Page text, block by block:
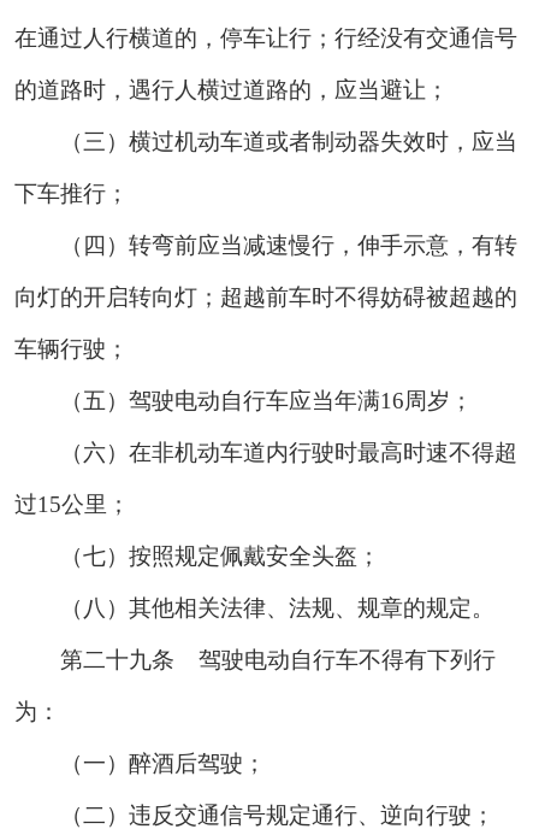
在通过人行横道的，停车让行；行经没有交通信号
的道路时，遇行人横过道路的，应当避让；
（三）横过机动车道或者制动器失效时，应当
下车推行；
（四）转弯前应当减速慢行，伸手示意，有转
向灯的开启转向灯；超越前车时不得妨碍被超越的
车辆行驶；
（五）驾驶电动自行车应当年满16周岁；
（六）在非机动车道内行驶时最高时速不得超
过15公里；
（七）按照规定佩戴安全头盔；
（八）其他相关法律、法规、规章的规定。
第二十九条 驾驶电动自行车不得有下列行
为：
（一）醉酒后驾驶；
（二）违反交通信号规定通行、逆向行驶；